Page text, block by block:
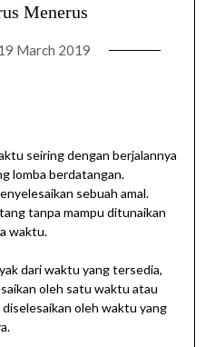
Menerus
March 2019
seiring dengan berjalannya
lomba berdatangan.
sebuah amal.
tanpa mampu ditunaikan
waktu.
dari waktu yang tersedia,
oleh satu waktu atau
oleh waktu yang